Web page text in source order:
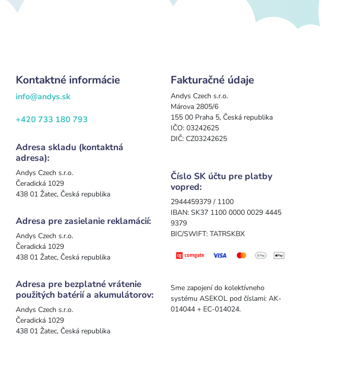
Kontaktné informácie
info@andys.sk
+420 733 180 793
Adresa skladu (kontaktná
adresa):
Andys Czech s.r.o.
Čeradická 1029
438 01 Žatec, Česká republika
Adresa pre zasielanie reklamácií:
Andys Czech s.r.o.
Čeradická 1029
438 01 Žatec, Česká republika
Adresa pre bezplatné vrátenie
použitých batérií a akumulátorov:
Andys Czech s.r.o.
Čeradická 1029
438 01 Žatec, Česká republika
Fakturačné údaje
Andys Czech s.r.o.
Márova 2805/6
155 00 Praha 5, Česká republika
IČO: 03242625
DIČ: CZ03242625
Číslo SK účtu pre platby
vopred:
2944459379 / 1100
IBAN: SK37 1100 0000 0029 4445
9379
BIC/SWIFT: TATRSKBX
Sme zapojení do kolektívneho
systému ASEKOL pod číslami: AK-
014044 + EC-014024.